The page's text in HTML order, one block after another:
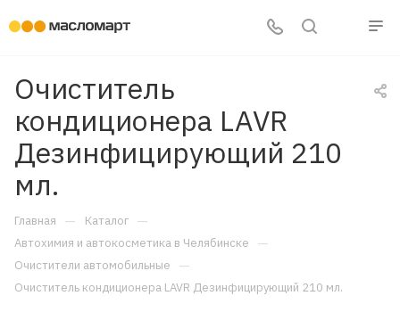
Очиститель
кондиционера LAVR
Дезинфицирующий 210
мл.
Главная — Каталог —
Автохимия и автокосметика в Челябинске —
Очистители автомобильные —
Очиститель кондиционера LAVR Дезинфицирующий 210 мл.